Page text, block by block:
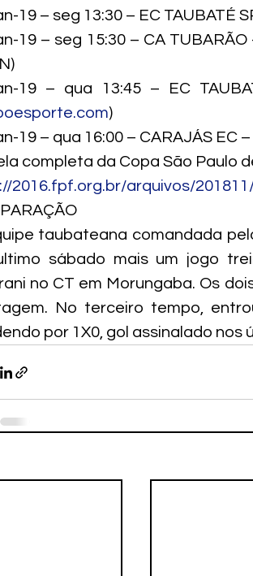
19 – seg 13:30 – EC TAUBATÉ
19 – seg 15:30 – CA
19 – qua 13:45 – EC
)
19 – qua 16:00 – CARAJÁS EC
completa da Copa São Paulo
2016.fpf.org.br/arquivos/
taubateana comandada
sábado mais um jogo
no CT em Morungaba. Os
No terceiro tempo,
por 1X0, gol assinalado nos